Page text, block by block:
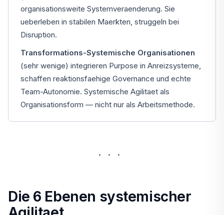
organisationsweite Systemveraenderung. Sie
ueberleben in stabilen Maerkten, struggeln bei
Disruption.
Transformations-Systemische Organisationen
(sehr wenige) integrieren Purpose in Anreizsysteme,
schaffen reaktionsfaehige Governance und echte
Team-Autonomie. Systemische Agilitaet als
Organisationsform — nicht nur als Arbeitsmethode.
···
Die 6 Ebenen systemischer